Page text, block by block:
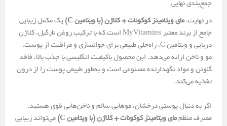
جمع‌بندی نهایی
در نهایت،مای‌ ویتامینز کوکونات + کلاژن (با ویتامین C)
یک مکمل زیبایی
جامع از برند معتبر MyVitamins است که با ترکیب روغن نارگیل، کلاژن
دریایی و ویتامین C، راه‌حلی طبیعی برای جوانسازی و مراقبت از پوست،
مو و ناخن ارائه می‌دهد. این محصول باکیفیت انگلیسی با جذب بالا، فاقد
گلوتن و مواد نگهدارنده مصنوعی است و به‌طور طبیعی پوست را از درون
تغذیه می‌کند.
اگر به دنبال پوستی درخشان، موهایی سالم و ناخن‌هایی قوی هستید،
مصرف منظممای‌ ویتامینز کوکونات + کلاژن (با ویتامین C)
می‌تواند زیبایی